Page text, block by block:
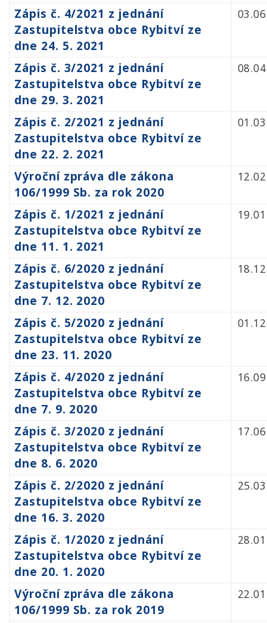
Zápis č. 4/2021 z jednání
Zastupitelstva obce Rybitví ze
dne 24. 5. 2021
Zápis č. 3/2021 z jednání
Zastupitelstva obce Rybitví ze
dne 29. 3. 2021
Zápis č. 2/2021 z jednání
Zastupitelstva obce Rybitví ze
dne 22. 2. 2021
Výroční zpráva dle zákona
106/1999 Sb. za rok 2020
Zápis č. 1/2021 z jednání
Zastupitelstva obce Rybitví ze
dne 11. 1. 2021
Zápis č. 6/2020 z jednání
Zastupitelstva obce Rybitví ze
dne 7. 12. 2020
Zápis č. 5/2020 z jednání
Zastupitelstva obce Rybitví ze
dne 23. 11. 2020
Zápis č. 4/2020 z jednání
Zastupitelstva obce Rybitví ze
dne 7. 9. 2020
Zápis č. 3/2020 z jednání
Zastupitelstva obce Rybitví ze
dne 8. 6. 2020
Zápis č. 2/2020 z jednání
Zastupitelstva obce Rybitví ze
dne 16. 3. 2020
Zápis č. 1/2020 z jednání
Zastupitelstva obce Rybitví ze
dne 20. 1. 2020
Výroční zpráva dle zákona
106/1999 Sb. za rok 2019